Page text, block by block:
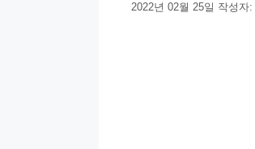
2022년 02월 25일 작성자: